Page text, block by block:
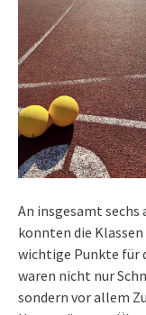
An insgesamt
konnten die
wichtige Punkte für
waren nicht nur
sondern vor allem